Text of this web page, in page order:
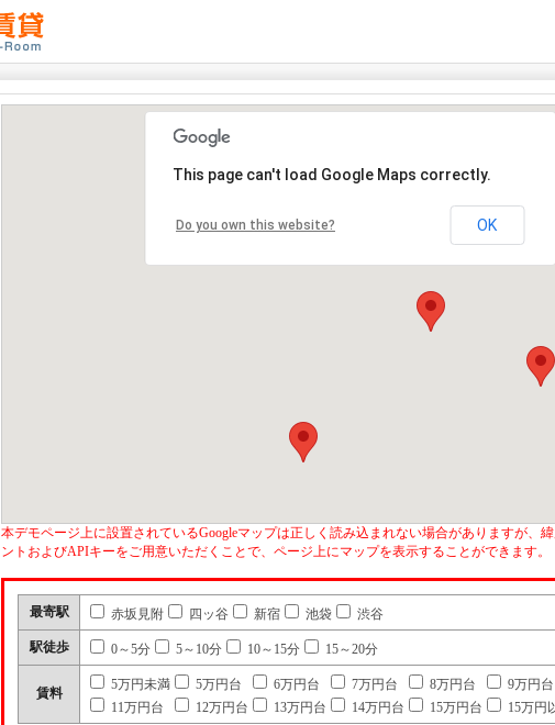
This page can't load Google Maps correctly.
Do you own this website? OK
本デモページ上に設置されているGoogleマップは正しく読み込まれない場合がありますが、
ントおよびAPIキーをご用意いただくことで、ページ上にマップを表示することができます。
最寄駅 赤坂見附 四ッ谷 新宿 池袋 渋谷
駅徒歩 0～5分 5～10分 10～15分 15～20分
賃料
5万円未満 5万円台 6万円台 7万円台 8万円台 9万円台
11万円台
12万円台 13万円台 14万円台 15万円台 15万円